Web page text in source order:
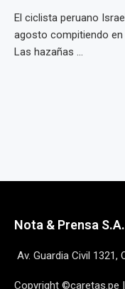
El ciclista peruano
agosto compitiendo en
Las hazañas ...
Nota & Prensa
Av. Guardia Civil 1321,
Copyright ©caretas.pe